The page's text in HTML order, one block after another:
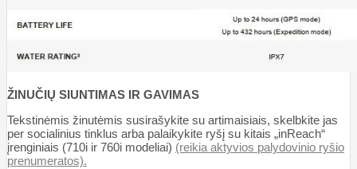
ŽINUČIŲ SIUNTIMAS IR GAVIMAS
Tekstinėmis žinutėmis susirašykite su artimaisiais, skelbkite jas
per socialinius tinklus arba palaikykite ryšį su kitais „inReach“
įrenginiais (710i ir 760i modeliai) (reikia aktyvios palydovinio ryšio
prenumeratos).